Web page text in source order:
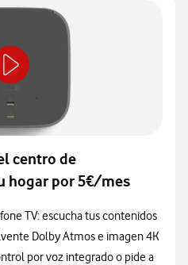
centro de
hogar por 5€/mes
TV: escucha tus contenidos
Dolby Atmos e imagen 4K
por voz integrado o pide a